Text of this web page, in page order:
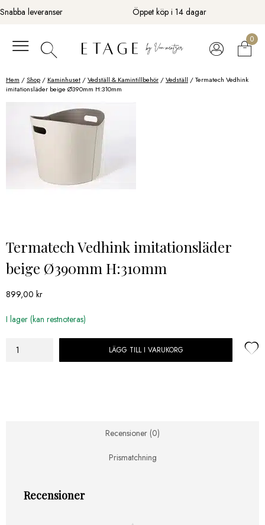
Fortsätt
till
Snabba leveranser Öppet köp i 14 dagar
0
Hem /Shop / Kaminhuset /Vedställ & Kamintillbehör /Vedställ / Termatech Vedhink
imitationsläder beige Ø390mm H:310mm
Termatech Vedhink imitationsläder
beige Ø390mm H:310mm
899,00 kr
I lager (kan restnoteras)
Termatech
LÄGG TILL I VARUKORG
Recensioner (0)
Prismatchning
Recensioner